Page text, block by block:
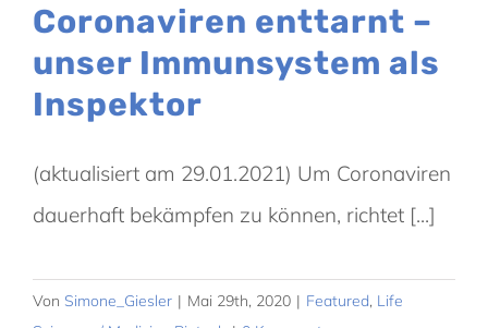
Coronaviren enttarnt –
unser Immunsystem als
Inspektor
(aktualisiert am 29.01.2021) Um Coronaviren
dauerhaft bekämpfen zu können, richtet [...]
Von Simone_Giesler | Mai 29th, 2020 | Featured, Life